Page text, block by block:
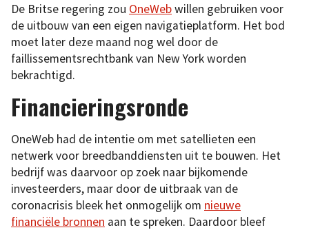
De Britse regering zou OneWebwillen gebruiken voor
de uitbouw van een eigen navigatieplatform. Het bod
moet later deze maand nog wel door de
faillissementsrechtbank van New York worden
bekrachtigd.
Financieringsronde
OneWeb had de intentie om met satellieten een
netwerk voor breedbanddiensten uit te bouwen. Het
bedrijf was daarvoor op zoek naar bijkomende
investeerders, maar door de uitbraak van de
coronacrisis bleek het onmogelijk om nieuwe
financiële bronnen aan te spreken. Daardoor bleef